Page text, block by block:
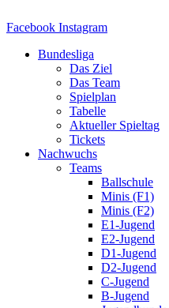
Inhalt
Facebook Instagram
Bundesliga
Das Ziel
Das Team
Spielplan
Tabelle
Aktueller Spieltag
Tickets
Nachwuchs
Teams
Ballschule
Minis (F1)
Minis (F2)
E1-Jugend
E2-Jugend
D1-Jugend
D2-Jugend
C-Jugend
B-Jugend